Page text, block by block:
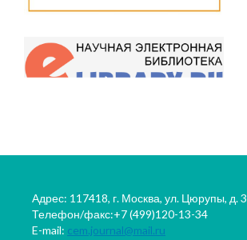
Адрес: 117418, г. Москва, ул. Цюрупы, д. 3
Телефон/факс:+7 (499)120-13-34
E-mail: cem.journal@mail.ru